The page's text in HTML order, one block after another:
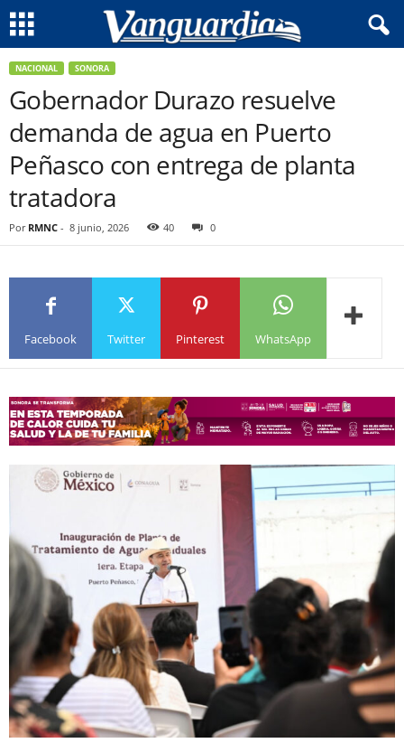
NACIONAL SONORA
Gobernador Durazo resuelve
demanda de agua en Puerto
Peñasco con entrega de planta
tratadora
Por RMNC - 8 junio, 2026 40 0
Facebook Twitter Pinterest WhatsApp